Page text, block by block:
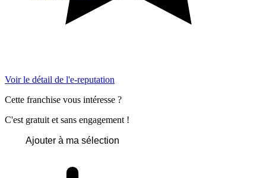
Voir le détail de l'e-reputation
Cette franchise vous intéresse ?
C'est gratuit et sans engagement !
Ajouter à ma sélection